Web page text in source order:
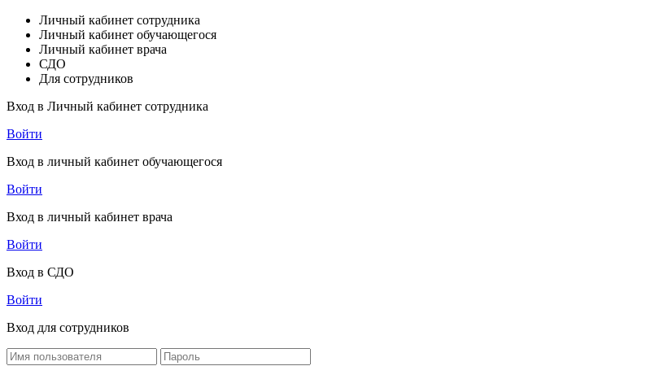
Личный кабинет сотрудника
Личный кабинет обучающегося
Личный кабинет врача
СДО
Для сотрудников
Вход в Личный кабинет сотрудника
Войти
Вход в личный кабинет обучающегося
Войти
Вход в личный кабинет врача
Войти
Вход в СДО
Войти
Вход для сотрудников